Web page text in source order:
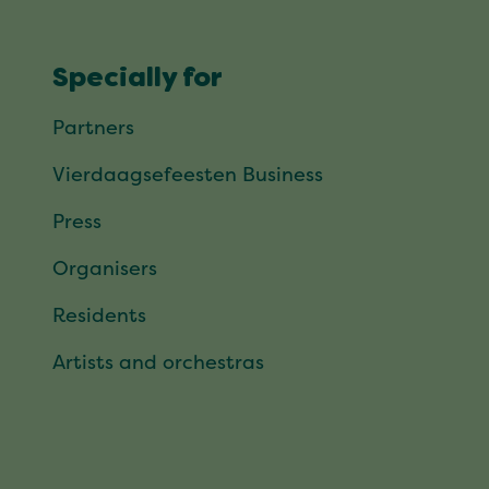
Specially for
Partners
Vierdaagsefeesten Business
Press
Organisers
Residents
Artists and orchestras